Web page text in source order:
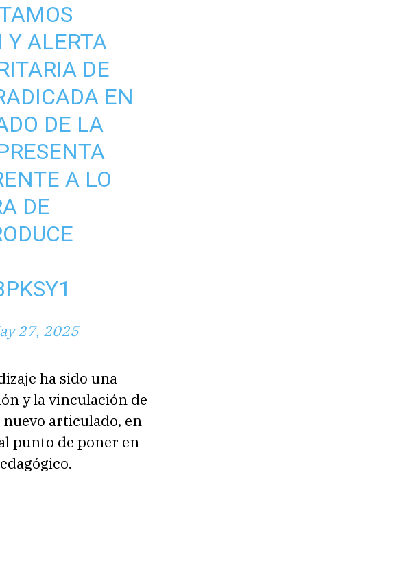
Y ALERTA
DE
EN
DE LA
A LO
DE
27, 2025
ha sido una
y la vinculación de
articulado, en
punto de poner en